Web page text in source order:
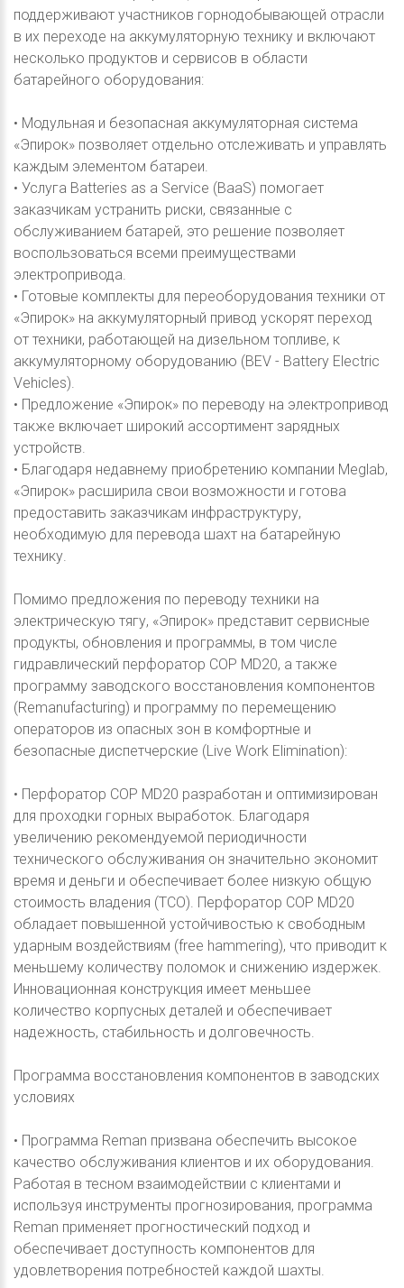
поддерживают участников горнодобывающей отрасли
в их переходе на аккумуляторную технику и включают
несколько продуктов и сервисов в области
батарейного оборудования:
• Модульная и безопасная аккумуляторная система
«Эпирок» позволяет отдельно отслеживать и управлять
каждым элементом батареи.
• Услуга Batteries as a Service (BaaS) помогает
заказчикам устранить риски, связанные с
обслуживанием батарей, это решение позволяет
воспользоваться всеми преимуществами
электропривода.
• Готовые комплекты для переоборудования техники от
«Эпирок» на аккумуляторный привод ускорят переход
от техники, работающей на дизельном топливе, к
аккумуляторному оборудованию (BEV - Battery Electric
Vehicles).
• Предложение «Эпирок» по переводу на электропривод
также включает широкий ассортимент зарядных
устройств.
• Благодаря недавнему приобретению компании Meglab,
«Эпирок» расширила свои возможности и готова
предоставить заказчикам инфраструктуру,
необходимую для перевода шахт на батарейную
технику.
Помимо предложения по переводу техники на
электрическую тягу, «Эпирок» представит сервисные
продукты, обновления и программы, в том числе
гидравлический перфоратор COP MD20, а также
программу заводского восстановления компонентов
(Remanufacturing) и программу по перемещению
операторов из опасных зон в комфортные и
безопасные диспетчерские (Live Work Elimination):
• Перфоратор COP MD20 разработан и оптимизирован
для проходки горных выработок. Благодаря
увеличению рекомендуемой периодичности
технического обслуживания он значительно экономит
время и деньги и обеспечивает более низкую общую
стоимость владения (TCO). Перфоратор COP MD20
обладает повышенной устойчивостью к свободным
ударным воздействиям (free hammering), что приводит к
меньшему количеству поломок и снижению издержек.
Инновационная конструкция имеет меньшее
количество корпусных деталей и обеспечивает
надежность, стабильность и долговечность.
Программа восстановления компонентов в заводских
условиях
• Программа Reman призвана обеспечить высокое
качество обслуживания клиентов и их оборудования.
Работая в тесном взаимодействии с клиентами и
используя инструменты прогнозирования, программа
Reman применяет прогностический подход и
обеспечивает доступность компонентов для
удовлетворения потребностей каждой шахты.